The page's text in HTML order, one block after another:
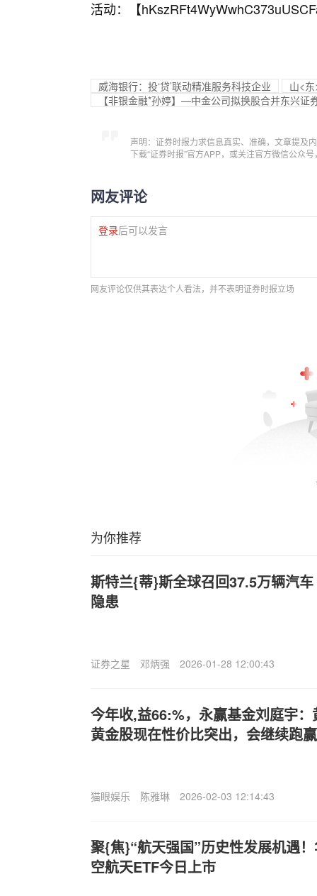
活动：【
威海银行：投‘贷’联动精准服务科技企业
山<
【非银金融*孙婷】—中金公司拟换股合并东兴证
声明：证券时报力求信息真实、准确，文章提及
下载“证券时报”官方APP，或关注官方微信公众
网友评论
登录后可以发言
网友评论仅供其表达个人看法，并不表明证券时报立场
为你推荐
斯特兰{蒂}斯全球召回37.5万辆汽
隐患
证券之星 邓炳强 2026-01-28 12:00:43
今年收,益66:%，永赢基金刘庭宇
黄金股现在性价比突出，会继续跑
猫眼娱乐 陈雅琳 2026-02-03 12:14:43
聚{焦}“航天强国”历史性发展机遇
空航天ETF今日上市